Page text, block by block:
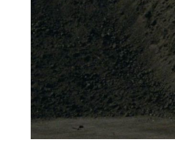
Сомнительная